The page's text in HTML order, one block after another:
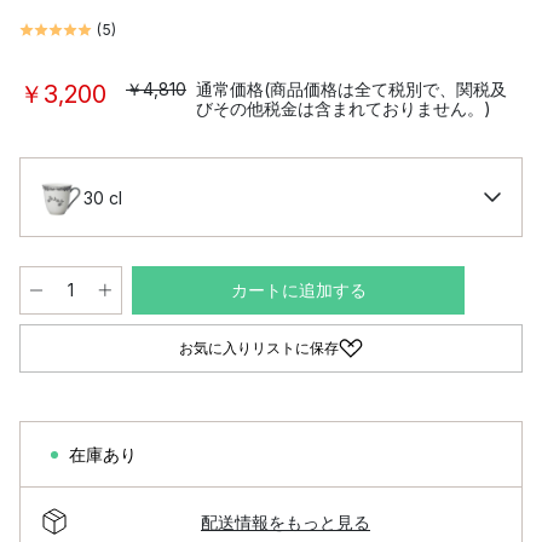
(5)
￥3,200 ￥4,810 通常価格(商品価格は全て税別で、関税及
びその他税金は含まれておりません。)
30 cl
カートに追加する
お気に入りリストに保存
在庫あり
配送情報をもっと見る